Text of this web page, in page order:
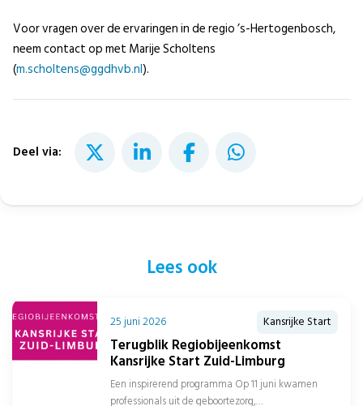
Voor vragen over de ervaringen in de regio ’s-Hertogenbosch,
neem contact op met Marije Scholtens
(m.scholtens@ggdhvb.nl).
Deel via:
Lees ook
25 juni 2026 Kansrijke Start
Terugblik Regiobijeenkomst
Kansrijke Start Zuid-Limburg
Een inspirerend programma Op 11 juni kwamen
professionals uit de geboortezorg,